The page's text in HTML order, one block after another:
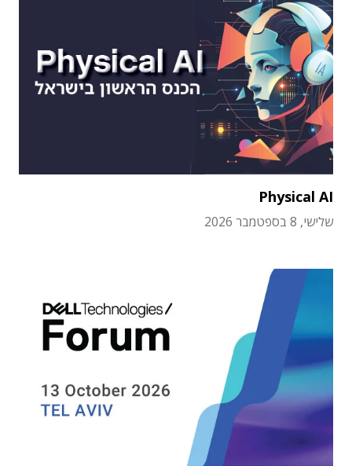
Physical AI
שלישי, 8 בספטמבר 2026